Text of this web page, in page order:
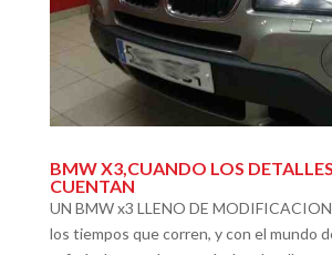
BMW X3,CUANDO LOS
CUENTAN
UN BMW x3 LLENO DE
los tiempos que corren, y con el mundo